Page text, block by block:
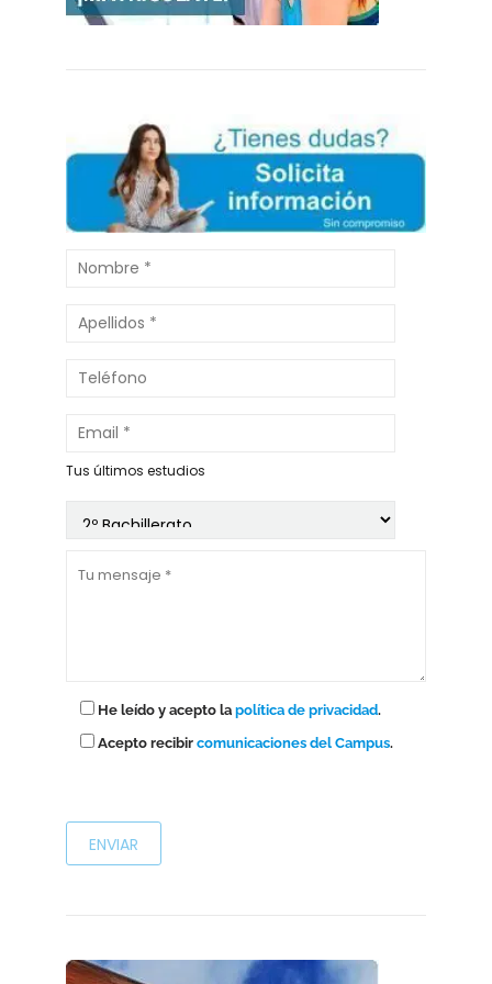
Tus últimos estudios
He leído y acepto la política de privacidad.
Acepto recibir comunicaciones del Campus.
f
r